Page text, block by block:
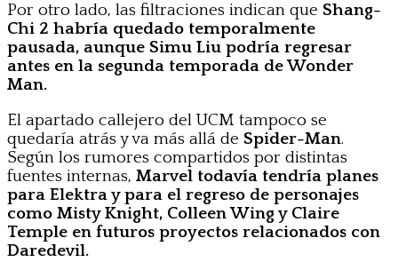
Por otro lado, las filtraciones indican que Shang-
Chi 2 habría quedado temporalmente
pausada, aunque Simu Liu podría regresar
antes en la segunda temporada de Wonder
Man.
El apartado callejero del UCM tampoco se
quedaría atrás y va más allá de Spider-Man.
Según los rumores compartidos por distintas
fuentes internas, Marvel todavía tendría planes
para Elektra y para el regreso de personajes
como Misty Knight, Colleen Wing y Claire
Temple en futuros proyectos relacionados con
Daredevil.